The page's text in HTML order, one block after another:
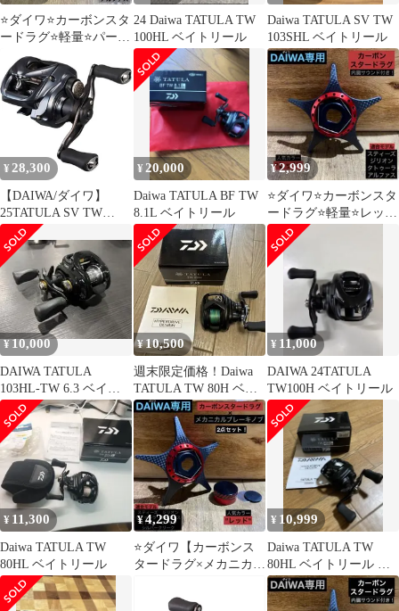
⭐️ダイワ⭐️カーボンスタ
ードラグ⭐️軽量⭐️パープ
ル⭐️スティーズ⭐️ジリオ
ン⭐️DAIWA
24 Daiwa TATULA TW
100HL ベイトリール
Daiwa TATULA SV TW
103SHL ベイトリール
¥ 28,300
【DAIWA/ダイワ】
25TATULA SV TW
100HL (256608) ベイト
リール
¥ 20,000
Daiwa TATULA BF TW
8.1L ベイトリール
¥2,999
⭐️ダイワ⭐️カーボンスタ
ードラグ⭐️軽量⭐️レッド
⭐️スティーズ⭐️ジリオン
⭐️DAIWA⭐️
¥10,000
DAIWA TATULA
103HL-TW 6.3 ベイト
リール
¥10,500
週末限定価格！Daiwa
TATULA TW 80H ベイ
トリール 美品！
¥ 11,000
DAIWA 24TATULA
TW100H ベイトリール
¥ 11,300
Daiwa TATULA TW
80HL ベイトリール
¥4,299
⭐️ダイワ【カーボンス
タードラグ×メカニカル
⭐️レッド⭐️新品⭐️
¥ 10,999
Daiwa TATULA TW
80HL ベイトリール 本
体